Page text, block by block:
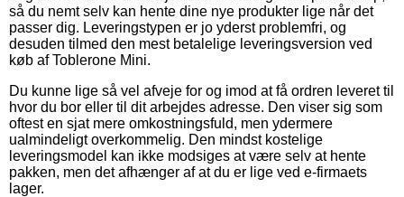
så du nemt selv kan hente dine nye produkter lige når det
passer dig. Leveringstypen er jo yderst problemfri, og
desuden tilmed den mest betalelige leveringsversion ved
køb af Toblerone Mini.
Du kunne lige så vel afveje for og imod at få ordren leveret til
hvor du bor eller til dit arbejdes adresse. Den viser sig som
oftest en sjat mere omkostningsfuld, men ydermere
ualmindeligt overkommelig. Den mindst kostelige
leveringsmodel kan ikke modsiges at være selv at hente
pakken, men det afhænger af at du er lige ved e-firmaets
lager.